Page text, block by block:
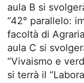
aula B si
“42° parallelo:
facoltà di
aula C si
“Vivaismo e
si terrà il